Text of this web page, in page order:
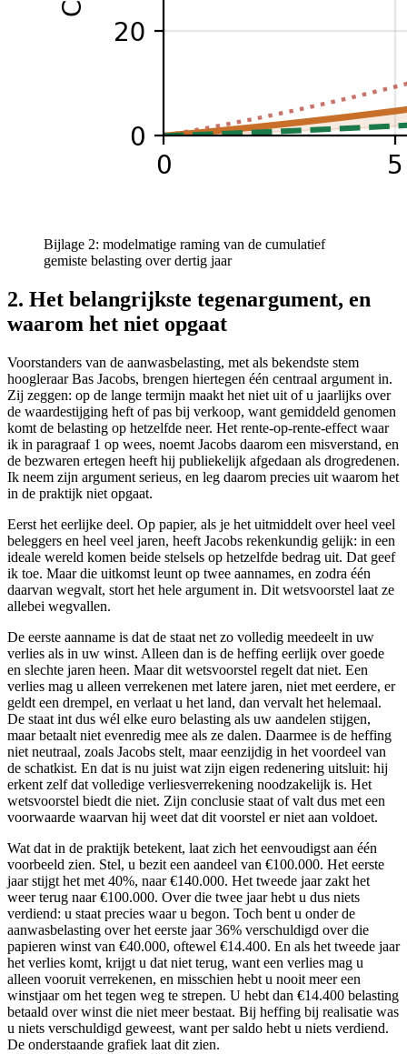
Bijlage 2: modelmatige raming van de cumulatief
gemiste belasting over dertig jaar
2. Het belangrijkste tegenargument, en
waarom het niet opgaat
Voorstanders van de aanwasbelasting, met als bekendste stem
hoogleraar Bas Jacobs, brengen hiertegen één centraal argument in.
Zij zeggen: op de lange termijn maakt het niet uit of u jaarlijks over
de waardestijging heft of pas bij verkoop, want gemiddeld genomen
komt de belasting op hetzelfde neer. Het rente-op-rente-effect waar
ik in paragraaf 1 op wees, noemt Jacobs daarom een misverstand, en
de bezwaren ertegen heeft hij publiekelijk afgedaan als drogredenen.
Ik neem zijn argument serieus, en leg daarom precies uit waarom het
in de praktijk niet opgaat.
Eerst het eerlijke deel. Op papier, als je het uitmiddelt over heel veel
beleggers en heel veel jaren, heeft Jacobs rekenkundig gelijk: in een
ideale wereld komen beide stelsels op hetzelfde bedrag uit. Dat geef
ik toe. Maar die uitkomst leunt op twee aannames, en zodra één
daarvan wegvalt, stort het hele argument in. Dit wetsvoorstel laat ze
allebei wegvallen.
De eerste aanname is dat de staat net zo volledig meedeelt in uw
verlies als in uw winst. Alleen dan is de heffing eerlijk over goede
en slechte jaren heen. Maar dit wetsvoorstel regelt dat niet. Een
verlies mag u alleen verrekenen met latere jaren, niet met eerdere, er
geldt een drempel, en verlaat u het land, dan vervalt het helemaal.
De staat int dus wél elke euro belasting als uw aandelen stijgen,
maar betaalt niet evenredig mee als ze dalen. Daarmee is de heffing
niet neutraal, zoals Jacobs stelt, maar eenzijdig in het voordeel van
de schatkist. En dat is nu juist wat zijn eigen redenering uitsluit: hij
erkent zelf dat volledige verliesverrekening noodzakelijk is. Het
wetsvoorstel biedt die niet. Zijn conclusie staat of valt dus met een
voorwaarde waarvan hij weet dat dit voorstel er niet aan voldoet.
Wat dat in de praktijk betekent, laat zich het eenvoudigst aan één
voorbeeld zien. Stel, u bezit een aandeel van €100.000. Het eerste
jaar stijgt het met 40%, naar €140.000. Het tweede jaar zakt het
weer terug naar €100.000. Over die twee jaar hebt u dus niets
verdiend: u staat precies waar u begon. Toch bent u onder de
aanwasbelasting over het eerste jaar 36% verschuldigd over die
papieren winst van €40.000, oftewel €14.400. En als het tweede jaar
het verlies komt, krijgt u dat niet terug, want een verlies mag u
alleen vooruit verrekenen, en misschien hebt u nooit meer een
winstjaar om het tegen weg te strepen. U hebt dan €14.400 belasting
betaald over winst die niet meer bestaat. Bij heffing bij realisatie was
u niets verschuldigd geweest, want per saldo hebt u niets verdiend.
De onderstaande grafiek laat dit zien.